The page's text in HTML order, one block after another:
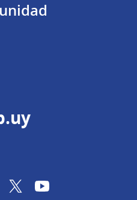
TwitterYouTube